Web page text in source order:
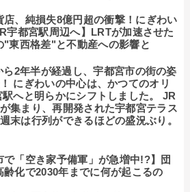
店、純損失8億円超の衝撃！にぎわい
宇都宮駅周辺へ】LRTが加速させた
"東西格差"と不動産への影響と
ら2年半が経過し、宇都宮市の街の姿
にぎわいの中心は、かつてのオリ
へと明らかにシフトしました。 JR
集まり、再開発された宇都宮テラス
末は行列ができるほどの盛況ぶり。
で「空き家予備軍」が急増中!?】団
齢化で2030年までに何が起こるの